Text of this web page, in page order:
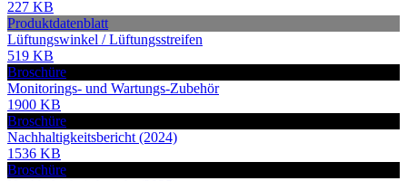
227 KB
Produktdatenblatt
Lüftungswinkel / Lüftungsstreifen
519 KB
Broschüre
Monitorings- und Wartungs-Zubehör
1900 KB
Broschüre
Nachhaltigkeitsbericht (2024)
1536 KB
Broschüre